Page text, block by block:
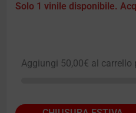
Solo 1 vinile disponibile.
Aggiungi 50,00€ al carrello